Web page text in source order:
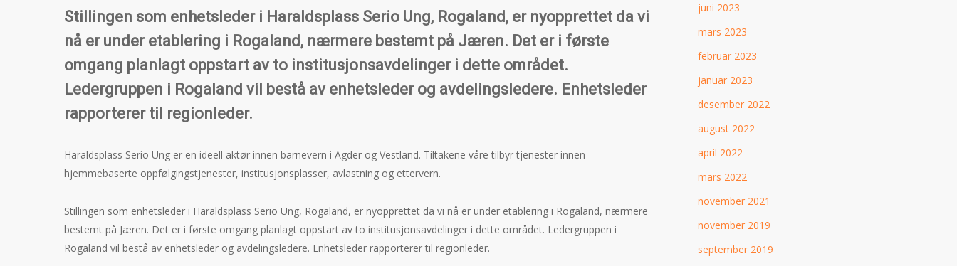
Stillingen som enhetsleder i Haraldsplass Serio Ung, Rogaland, er nyopprettet da vi
nå er under etablering i Rogaland, nærmere bestemt på Jæren. Det er i første
omgang planlagt oppstart av to institusjonsavdelinger i dette området.
Ledergruppen i Rogaland vil bestå av enhetsleder og avdelingsledere. Enhetsleder
rapporterer til regionleder.
Haraldsplass Serio Ung er en ideell aktør innen barnevern i Agder og Vestland. Tiltakene våre tilbyr tjenester innen
hjemmebaserte oppfølgingstjenester, institusjonsplasser, avlastning og ettervern.
Stillingen som enhetsleder i Haraldsplass Serio Ung, Rogaland, er nyopprettet da vi nå er under etablering i Rogaland, nærmere
bestemt på Jæren. Det er i første omgang planlagt oppstart av to institusjonsavdelinger i dette området. Ledergruppen i
Rogaland vil bestå av enhetsleder og avdelingsledere. Enhetsleder rapporterer til regionleder.
juni 2023
mars 2023
februar 2023
januar 2023
desember 2022
august 2022
april 2022
mars 2022
november 2021
november 2019
september 2019